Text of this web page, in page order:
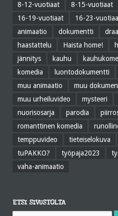
8-12-vuotiaat 8-15-vuotiaat
16-19-vuotiaat
16-23-
animaatio
dokumentti
haastattelu
Haista home!
jännitys
kauhu
komedia
luontodokumentti
muu animaatio
muu
muu urheiluvideo
mysteeri
nuorisosarja
parodia
romanttinen komedia
temppuvideo
tieteiselokuva
tuPAKKO?
työpaja2023
vaha-animaatio
ETSI SIVUSTOLTA